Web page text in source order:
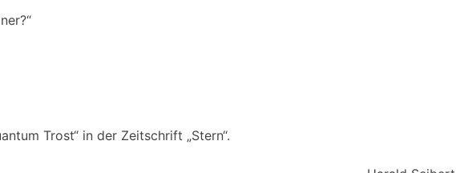
Trost“ in der Zeitschrift „Stern“.